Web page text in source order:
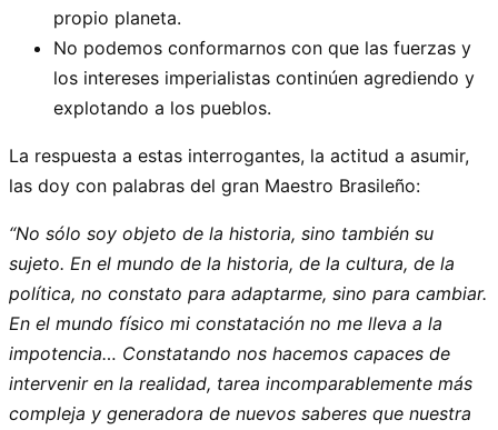
propio planeta.
No podemos conformarnos con que las fuerzas y
los intereses imperialistas continúen agrediendo y
explotando a los pueblos.
La respuesta a estas interrogantes, la actitud a asumir,
las doy con palabras del gran Maestro Brasileño:
“No sólo soy objeto de la historia, sino también su
sujeto. En el mundo de la historia, de la cultura, de la
política, no constato para adaptarme, sino para cambiar.
En el mundo físico mi constatación no me lleva a la
impotencia… Constatando nos hacemos capaces de
intervenir en la realidad, tarea incomparablemente más
compleja y generadora de nuevos saberes que nuestra